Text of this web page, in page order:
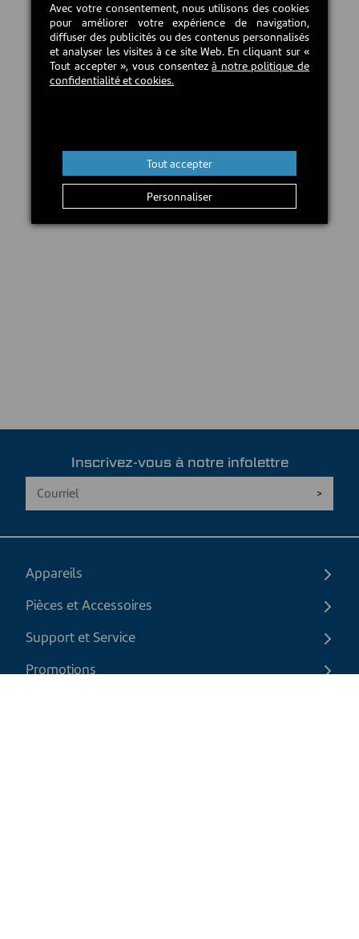
Inscrivez-vous à notre infolettre
Appareils
Pièces et Accessoires
Support et Service
Promotions
Avec votre consentement, nous utilisons des cookies
pour améliorer votre expérience de navigation,
diffuser des publicités ou des contenus personnalisés
et analyser les visites à ce site Web. En cliquant sur «
Tout accepter », vous consentezà notre politique de
confidentialité et cookies.
Personnaliser
Tout accepter